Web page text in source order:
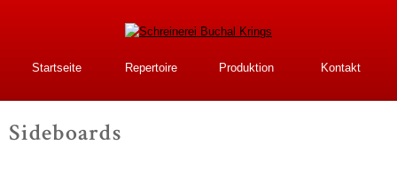
zum
Schreinerei Buchal
Krings
Startseite Repertoire Produktion Kontakt
Sideboards